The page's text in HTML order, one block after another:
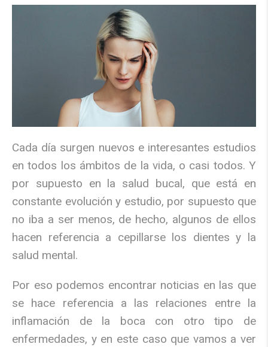
Cada día surgen nuevos e interesantes estudios
en todos los ámbitos de la vida, o casi todos. Y
por supuesto en la salud bucal, que está en
constante evolución y estudio, por supuesto que
no iba a ser menos, de hecho, algunos de ellos
hacen referencia a cepillarse los dientes y la
salud mental.
Por eso podemos encontrar noticias en las que
se hace referencia a las relaciones entre la
inflamación de la boca con otro tipo de
enfermedades, y en este caso que vamos a ver